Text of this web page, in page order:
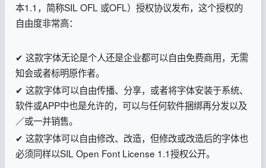
本1.1，简称SIL OFL 或OFL）授权协议发布，这个授权的
自由度非常高：
✔ 这款字体无论是个人还是企业都可以自由免费商用，无需
知会或者标明原作者。
✔ 这款字体可以自由传播、分享，或者将字体安装于系统、
软件或APP中也是允许的，可以与任何软件捆绑再分发以及
／或一并销售。
✔ 这款字体可以自由修改、改造，但修改或改造后的字体也
必须同样以SIL Open Font License 1.1授权公开。